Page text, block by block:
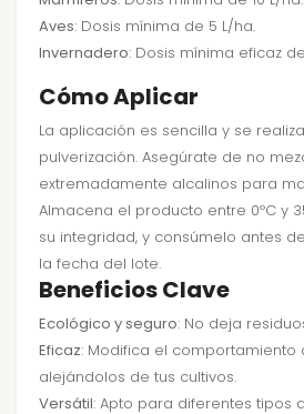
Aves: Dosis mínima de 5 L/ha.
Invernadero: Dosis mínima eficaz
Cómo Aplicar
La aplicación es sencilla y se
pulverización. Asegúrate de no
extremadamente alcalinos para
Almacena el producto entre 0ºC y
su integridad, y consúmelo antes
la fecha del lote.
Beneficios Clave
Ecológico y seguro: No deja
Eficaz: Modifica el comportamiento
alejándolos de tus cultivos.
Versátil: Apto para diferentes tipos